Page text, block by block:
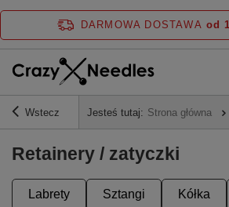
DARMOWA DOSTAWA od
Wstecz Jesteś tutaj: Strona główna
Retainery / zatyczki
Labrety Sztangi Kółka